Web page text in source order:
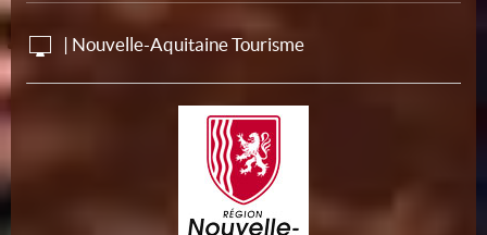
| Nouvelle-Aquitaine Tourisme